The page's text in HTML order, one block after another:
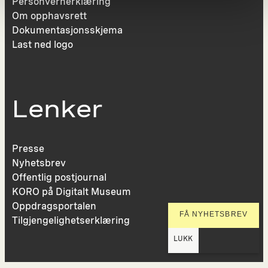
Om opphavsrett
Dokumentasjonsskjema
Last ned logo
Lenker
Presse
Nyhetsbrev
Offentlig postjournal
KORO på Digitalt Museum
Oppdragsportalen
Tilgjengelighetserklæring
FÅ NYHETSBREV
LUKK